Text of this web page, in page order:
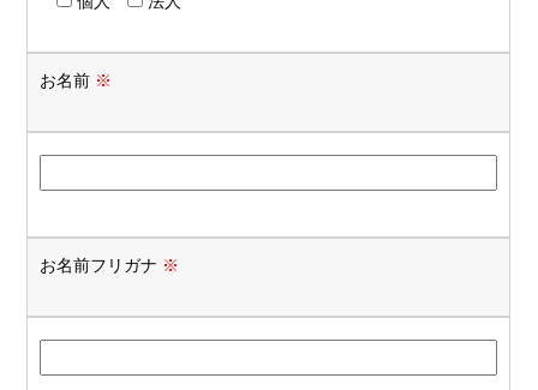
お名前 ※
お名前フリガナ ※